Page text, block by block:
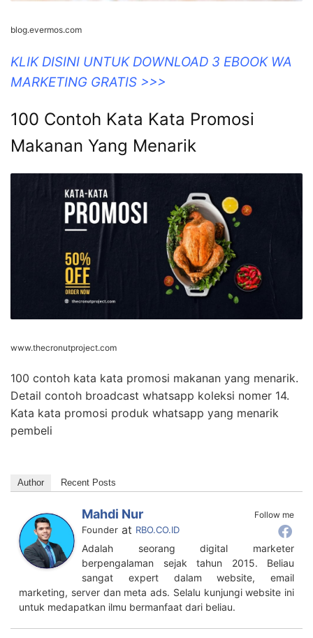
blog.evermos.com
KLIK DISINI UNTUK DOWNLOAD 3 EBOOK WA
MARKETING GRATIS >>>
100 Contoh Kata Kata Promosi
Makanan Yang Menarik
www.thecronutproject.com
100 contoh kata kata promosi makanan yang menarik.
Detail contoh broadcast whatsapp koleksi nomer 14.
Kata kata promosi produk whatsapp yang menarik
pembeli
Author Recent Posts
Follow me
Mahdi Nur
Founder at RBO.CO.ID
Adalah seorang digital marketer
berpengalaman sejak tahun 2015. Beliau
sangat expert dalam website, email
marketing, server dan meta ads. Selalu kunjungi website ini
untuk medapatkan ilmu bermanfaat dari beliau.